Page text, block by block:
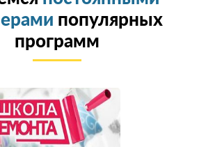
популярных
программ